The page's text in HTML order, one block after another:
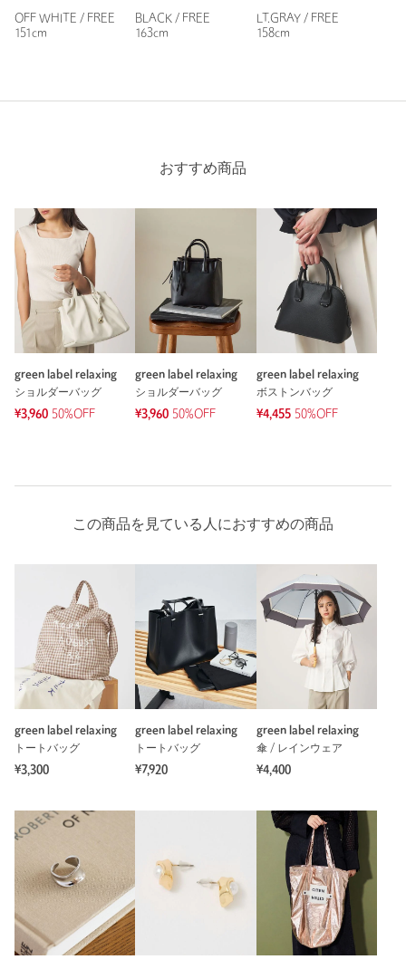
商品番号 3532-1-991304
思います！
身長：158cm
※レビューは、個人の主観による感想・体感によるもので、商品の効果や性
能を保証するものではありません。
もっと見る
OFF WHITE / FREE
151cm
BLACK / FREE
163cm
LT.GRAY / FREE
158cm
おすすめ商品
green label relaxing
ショルダーバッグ
¥3,960 50%OFF
green label relaxing
ショルダーバッグ
¥3,960 50%OFF
green label relaxing
ボストンバッグ
¥4,455 50%OFF
この商品を見ている人におすすめの商品
green label relaxing
トートバッグ
¥3,300
green label relaxing
トートバッグ
¥7,920
green label relaxing
傘 / レインウェア
¥4,400